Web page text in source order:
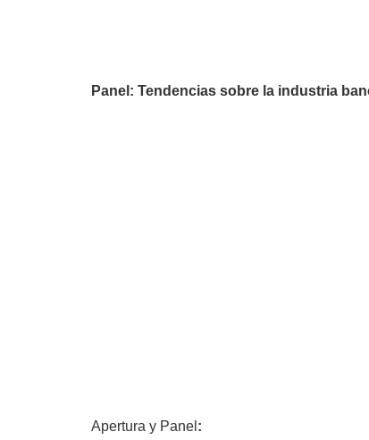
Panel: Tendencias sobre la industria
Apertura y Panel :